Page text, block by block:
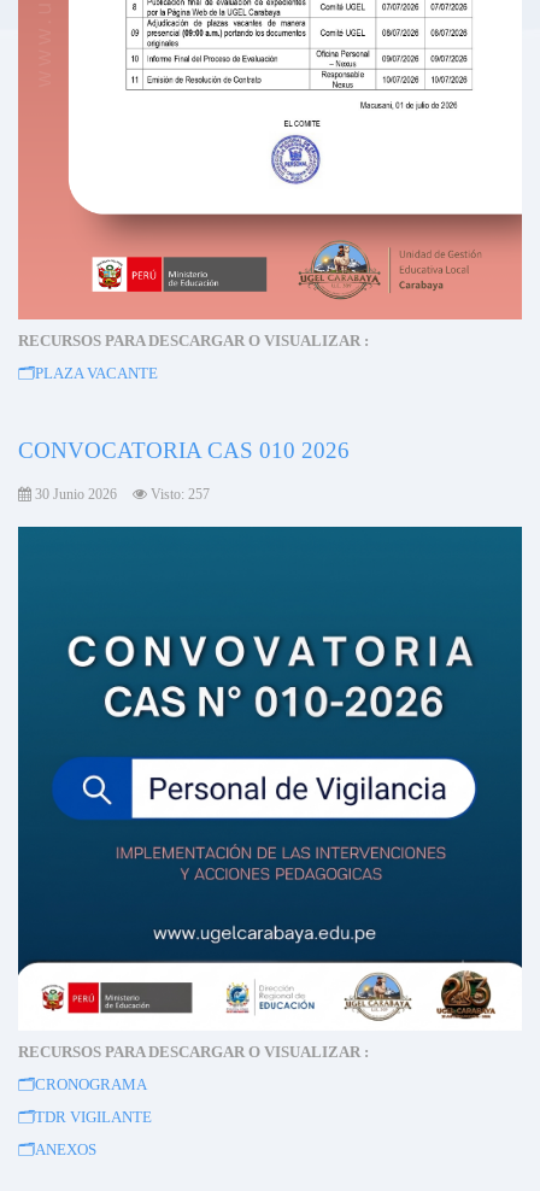
RECURSOS PARA DESCARGAR O VISUALIZAR :
🗂️PLAZA VACANTE
CONVOCATORIA CAS 010 2026
30 Junio 2026 Visto: 257
RECURSOS PARA DESCARGAR O VISUALIZAR :
🗂️CRONOGRAMA
🗂️TDR VIGILANTE
🗂️ANEXOS